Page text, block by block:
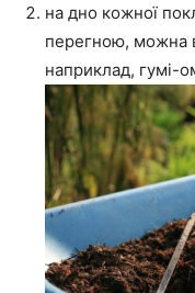
на дно кожної
перегною, можна
наприклад, гумі-